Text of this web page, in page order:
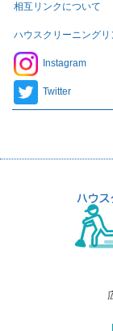
相互リンクについて
ハウスクリーニングリ
Instagram
Twitter